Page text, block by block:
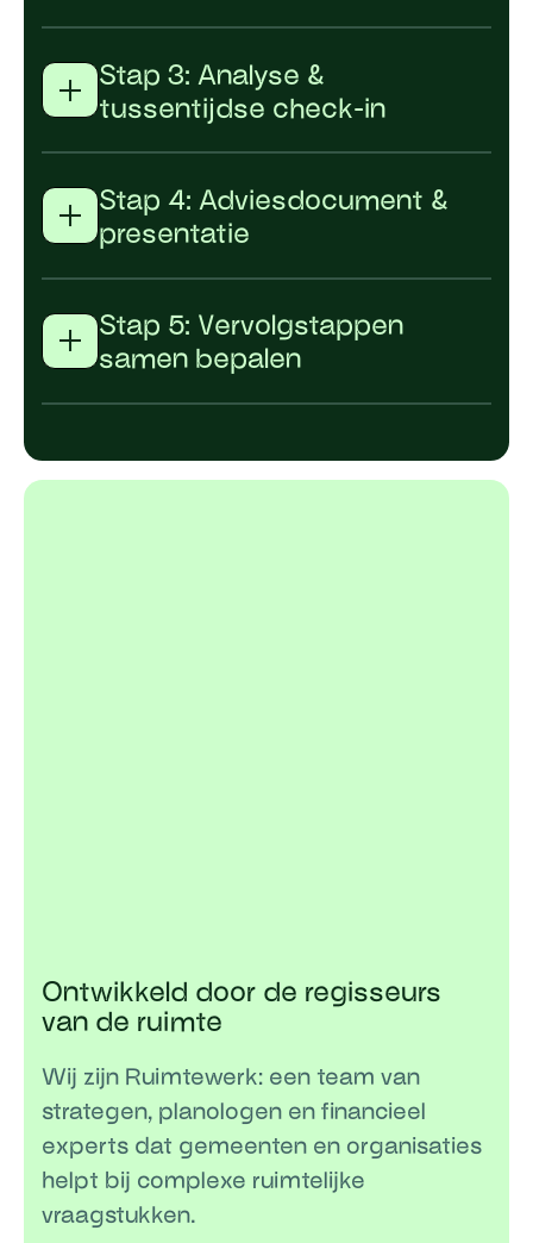
Stap 3: Analyse &
tussentijdse check-in
Stap 4: Adviesdocument &
presentatie
Stap 5: Vervolgstappen
samen bepalen
Ontwikkeld door de regisseurs
van de ruimte
Wij zijn Ruimtewerk: een team van
strategen, planologen en financieel
experts dat gemeenten en organisaties
helpt bij complexe ruimtelijke
vraagstukken.